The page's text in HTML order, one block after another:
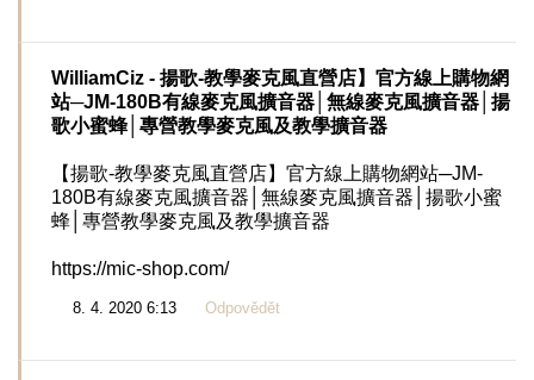
WilliamCiz - 揚歌-教學麥克風直營店】官方線上購物網
站─JM-180B有線麥克風擴音器│無線麥克風擴音器│揚
歌小蜜蜂│專營教學麥克風及教學擴音器
【揚歌-教學麥克風直營店】官方線上購物網站─JM-
180B有線麥克風擴音器│無線麥克風擴音器│揚歌小蜜
蜂│專營教學麥克風及教學擴音器
https://mic-shop.com/
8. 4. 2020 6:13 Odpovědět